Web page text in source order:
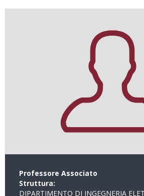
Professore Associato
Struttura:
DIPARTIMENTO DI INGEGNERIA